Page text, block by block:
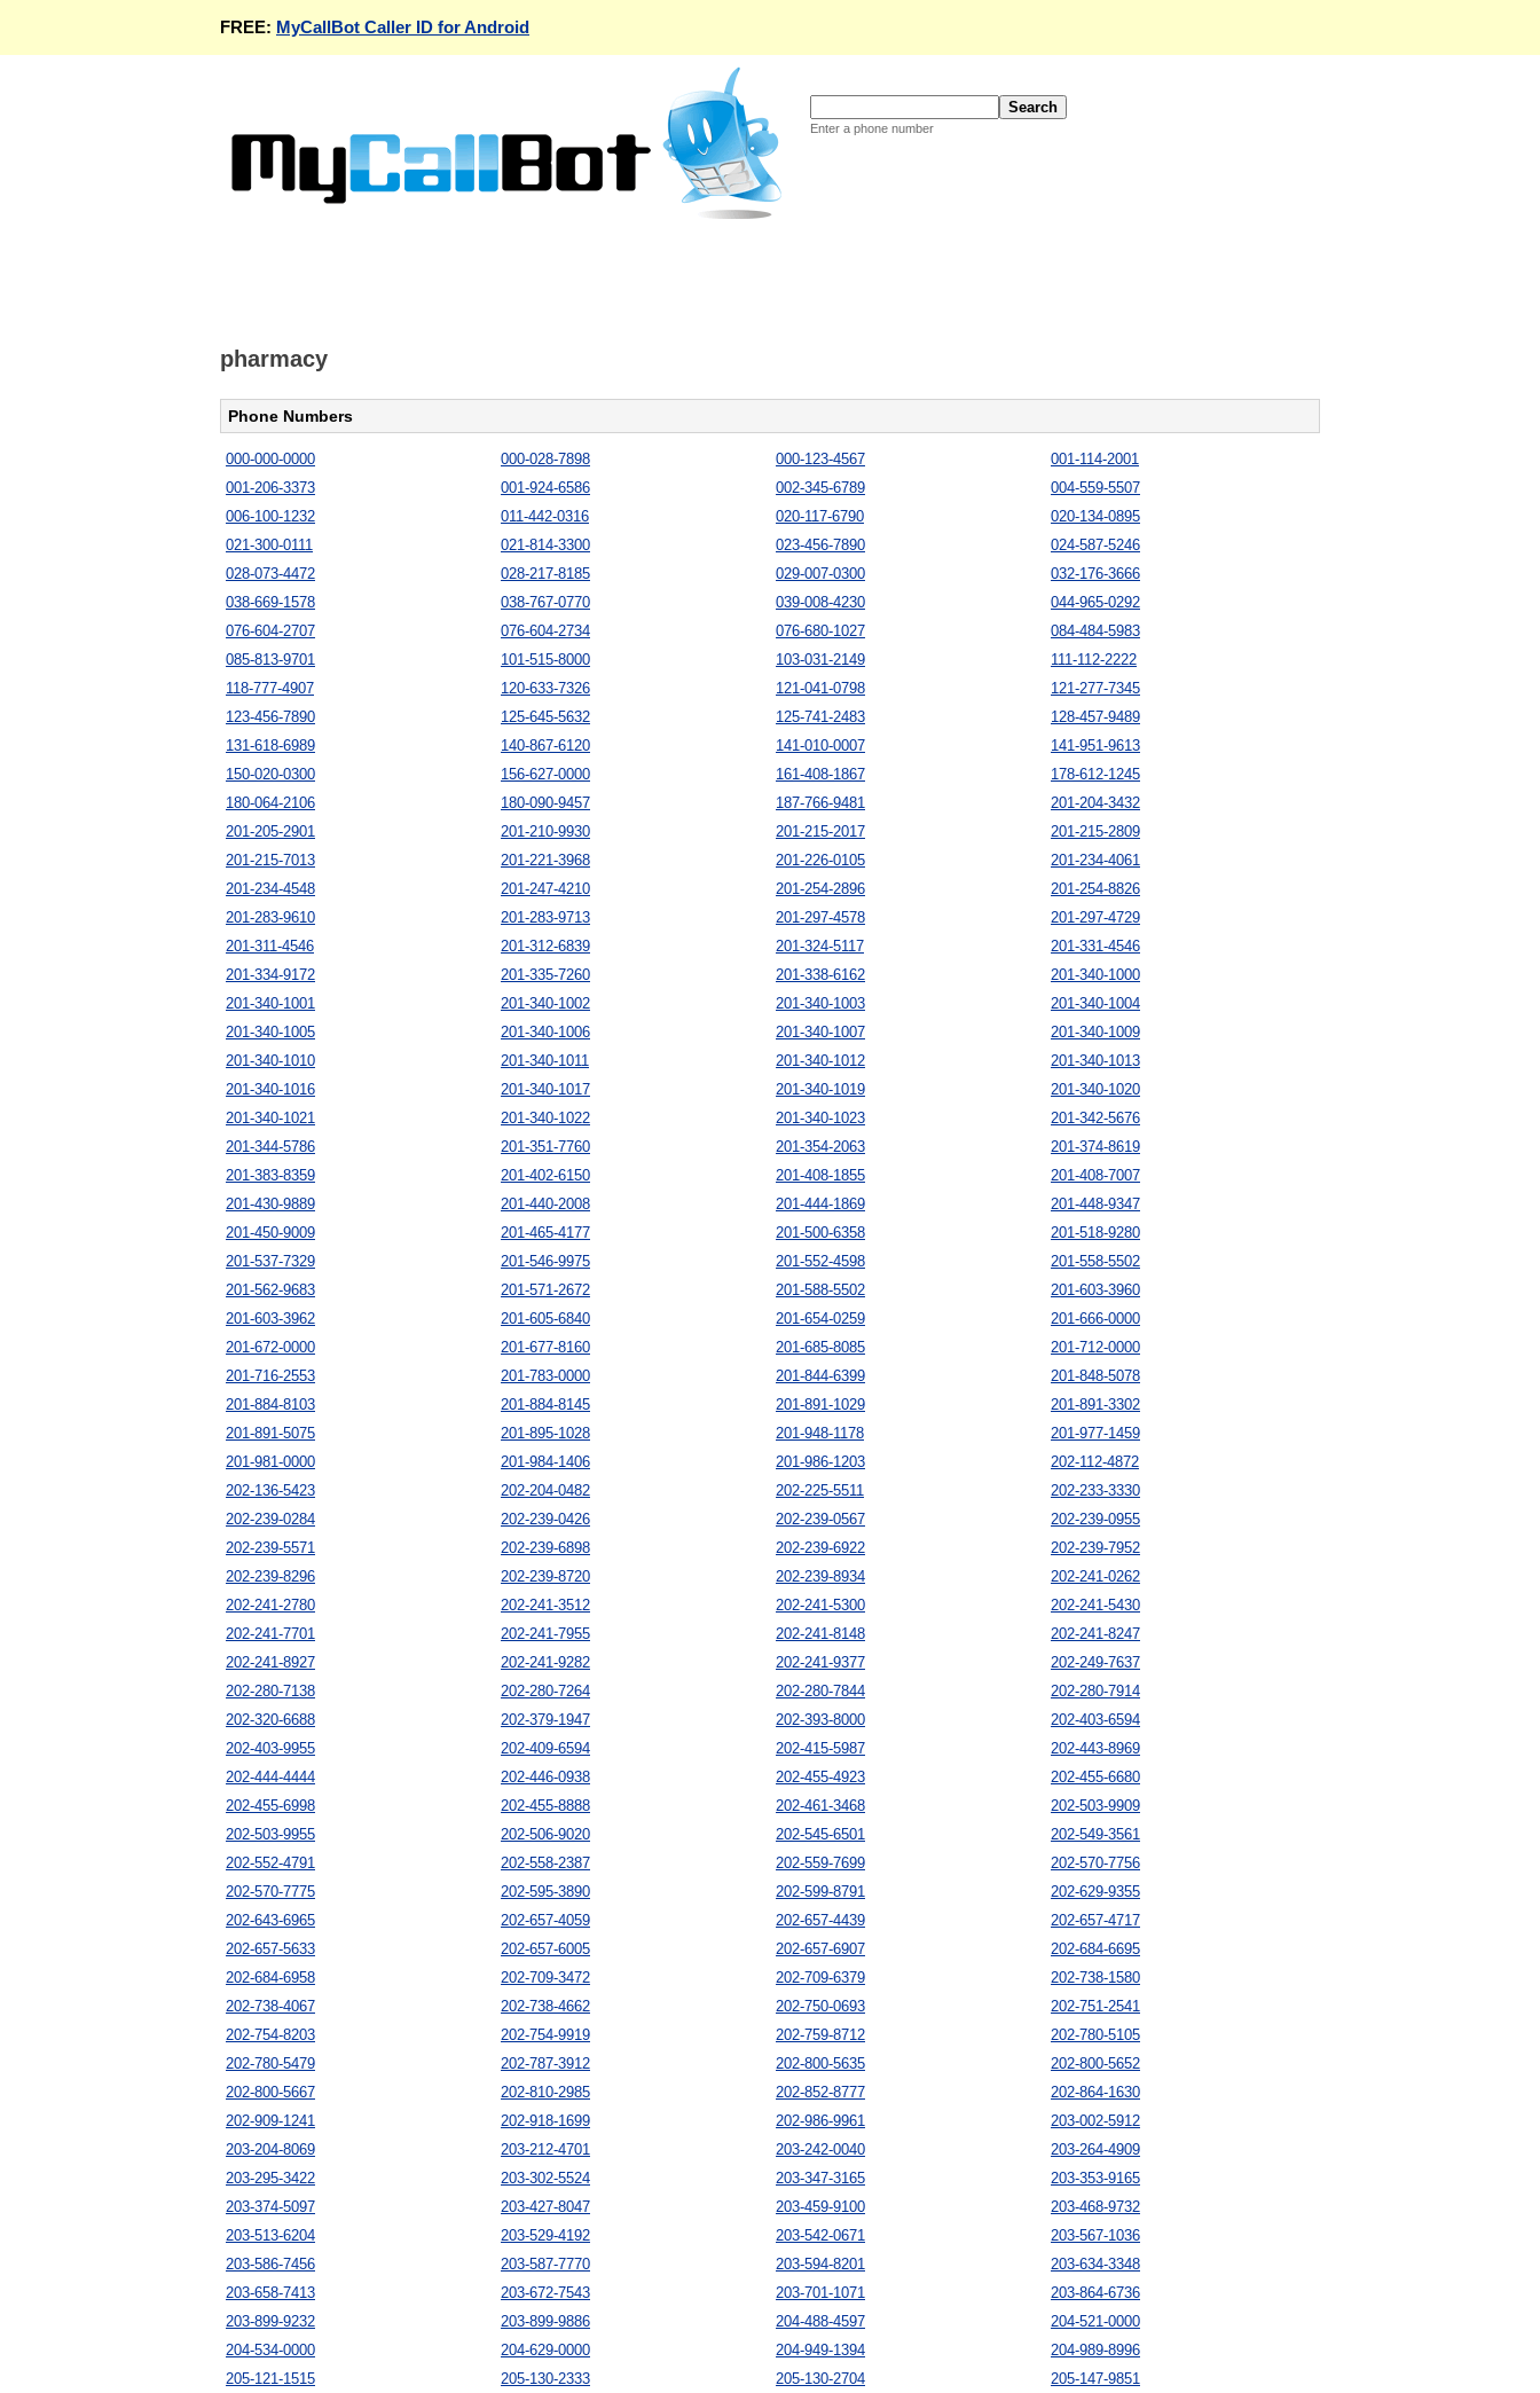
FREE: MyCallBot Caller ID for Android
Enter a phone number
pharmacy
Phone Numbers
000-000-0000 000-028-7898 000-123-4567
001-114-2001
001-206-3373
001-924-6586 002-345-6789
004-559-5507
006-100-1232
011-442-0316 020-117-6790
020-134-0895
021-300-0111
021-814-3300 023-456-7890
024-587-5246
028-073-4472
028-217-8185 029-007-0300
032-176-3666
038-669-1578
038-767-0770 039-008-4230
044-965-0292
076-604-2707
076-604-2734 076-680-1027
084-484-5983
085-813-9701
101-515-8000 103-031-2149
111-112-2222
118-777-4907
120-633-7326 121-041-0798
121-277-7345
123-456-7890
125-645-5632 125-741-2483
128-457-9489
131-618-6989
140-867-6120 141-010-0007
141-951-9613
150-020-0300
156-627-0000 161-408-1867
178-612-1245
180-064-2106
180-090-9457 187-766-9481
201-204-3432
201-205-2901
201-210-9930 201-215-2017
201-215-2809
201-215-7013
201-221-3968 201-226-0105
201-234-4061
201-234-4548
201-247-4210 201-254-2896
201-254-8826
201-283-9610
201-283-9713 201-297-4578
201-297-4729
201-311-4546
201-312-6839 201-324-5117
201-331-4546
201-334-9172
201-335-7260 201-338-6162
201-340-1000
201-340-1001
201-340-1002 201-340-1003
201-340-1004
201-340-1005
201-340-1006 201-340-1007
201-340-1009
201-340-1010
201-340-1011 201-340-1012
201-340-1013
201-340-1016
201-340-1017 201-340-1019
201-340-1020
201-340-1021
201-340-1022 201-340-1023
201-342-5676
201-344-5786
201-351-7760 201-354-2063
201-374-8619
201-383-8359
201-402-6150 201-408-1855
201-408-7007
201-430-9889
201-440-2008 201-444-1869
201-448-9347
201-450-9009
201-465-4177 201-500-6358
201-518-9280
201-537-7329
201-546-9975 201-552-4598
201-558-5502
201-562-9683
201-571-2672 201-588-5502
201-603-3960
201-603-3962
201-605-6840 201-654-0259
201-666-0000
201-672-0000
201-677-8160 201-685-8085
201-712-0000
201-716-2553
201-783-0000 201-844-6399
201-848-5078
201-884-8103
201-884-8145 201-891-1029
201-891-3302
201-891-5075
201-895-1028 201-948-1178
201-977-1459
201-981-0000
201-984-1406 201-986-1203
202-112-4872
202-136-5423
202-204-0482 202-225-5511
202-233-3330
202-239-0284
202-239-0426 202-239-0567
202-239-0955
202-239-5571
202-239-6898 202-239-6922
202-239-7952
202-239-8296
202-239-8720 202-239-8934
202-241-0262
202-241-2780
202-241-3512 202-241-5300
202-241-5430
202-241-7701
202-241-7955 202-241-8148
202-241-8247
202-241-8927
202-241-9282 202-241-9377
202-249-7637
202-280-7138
202-280-7264 202-280-7844
202-280-7914
202-320-6688
202-379-1947 202-393-8000
202-403-6594
202-403-9955
202-409-6594 202-415-5987
202-443-8969
202-444-4444
202-446-0938 202-455-4923
202-455-6680
202-455-6998
202-455-8888 202-461-3468
202-503-9909
202-503-9955
202-506-9020 202-545-6501
202-549-3561
202-552-4791
202-558-2387 202-559-7699
202-570-7756
202-570-7775
202-595-3890 202-599-8791
202-629-9355
202-643-6965
202-657-4059 202-657-4439
202-657-4717
202-657-5633
202-657-6005 202-657-6907
202-684-6695
202-684-6958
202-709-3472 202-709-6379
202-738-1580
202-738-4067
202-738-4662 202-750-0693
202-751-2541
202-754-8203
202-754-9919 202-759-8712
202-780-5105
202-780-5479
202-787-3912 202-800-5635
202-800-5652
202-800-5667
202-810-2985 202-852-8777
202-864-1630
202-909-1241
202-918-1699 202-986-9961
203-002-5912
203-204-8069
203-212-4701 203-242-0040
203-264-4909
203-295-3422
203-302-5524 203-347-3165
203-353-9165
203-374-5097
203-427-8047 203-459-9100
203-468-9732
203-513-6204
203-529-4192 203-542-0671
203-567-1036
203-586-7456
203-587-7770 203-594-8201
203-634-3348
203-658-7413
203-672-7543 203-701-1071
203-864-6736
203-899-9232
203-899-9886 204-488-4597
204-521-0000
204-534-0000
204-629-0000 204-949-1394
204-989-8996
205-121-1515
205-130-2333 205-130-2704
205-147-9851